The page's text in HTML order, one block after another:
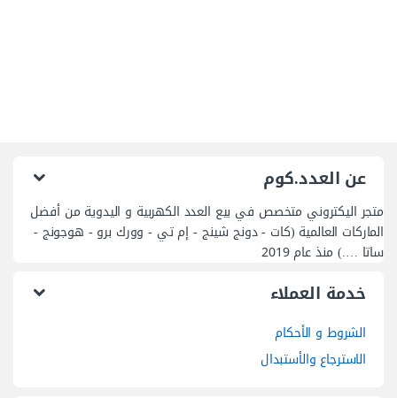
عن العدد.كوم
متجر اليكتروني متخصص في بيع العدد الكهربية و اليدوية من أفضل
الماركات العالمية (كات - دونج شينج - إم تي - وورك برو - هوجونج -
ساتا ….) منذ عام 2019
خدمة العملاء
الشروط و الأحكام
الاسترجاع والأستبدال